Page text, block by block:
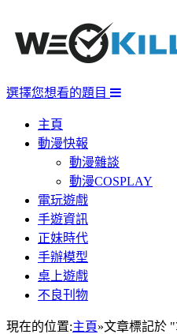
選擇您想看的題目
主頁
動漫快報
動漫雜談
動漫COSPLAY
電玩遊戲
手遊資訊
正妹時代
手辦模型
桌上遊戲
不良刊物
現在的位置:主頁»文章標記於